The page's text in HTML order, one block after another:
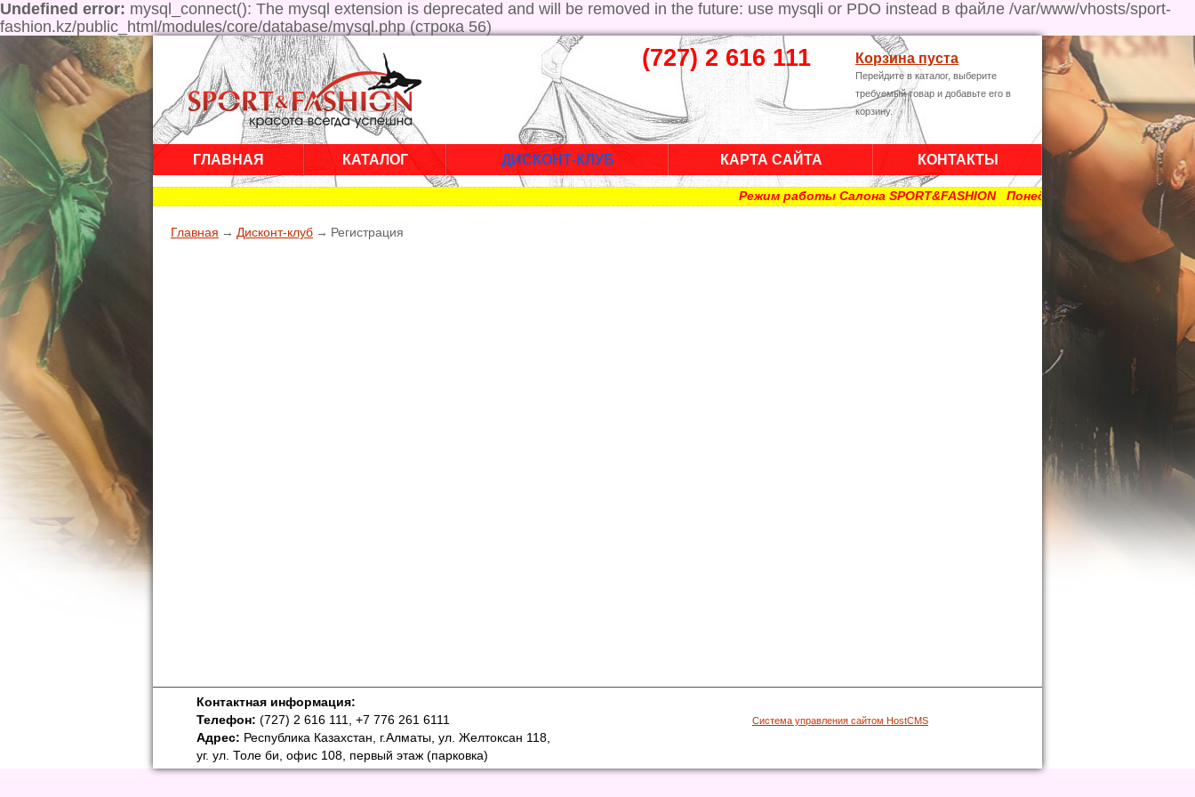
Undefined error: mysql_connect(): The mysql extension is deprecated and will be removed in the future: use mysqli or PDO instead в файле /var/www/vhosts/sport-
fashion.kz/public_html/modules/core/database/mysql.php (строка 56)
Корзина пуста
Перейдите в каталог, выберите
требуемый товар и добавьте его в
корзину.
(727) 2 616 111
ГЛАВНАЯ КАТАЛОГ ДИСКОНТ-КЛУБ КАРТА САЙТА КОНТАКТЫ
Режим работы Салона SPORT&FASHION Понедельник 11:00 — 18:00
Главная → Дисконт-клуб → Регистрация
Контактная информация:
Телефон: (727) 2 616 111, +7 776 261 6111
Адрес: Республика Казахстан, г.Алматы, ул. Желтоксан 118,
уг. ул. Толе би, офис 108, первый этаж (парковка)
Система управления сайтом HostCMS